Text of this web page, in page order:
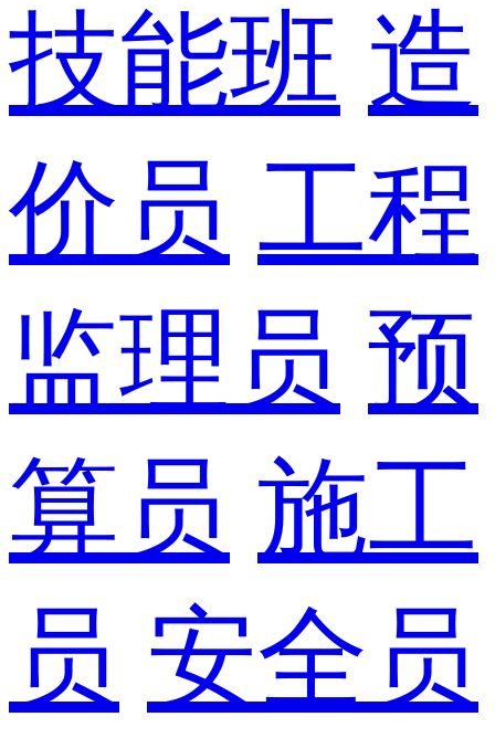
技能班 造
价员 工程
监理员 预
算员 施工
员 安全员